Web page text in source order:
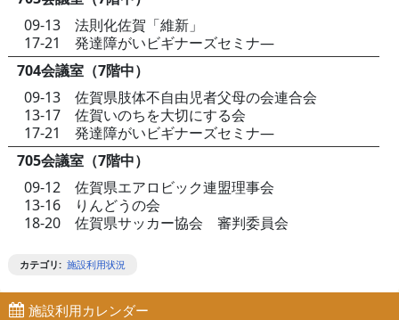
09-13 法則化佐賀「維新」
17-21 発達障がいビギナーズセミナ―
704会議室（7階中）
09-13 佐賀県肢体不自由児者父母の会連合会
13-17 佐賀いのちを大切にする会
17-21 発達障がいビギナーズセミナ―
705会議室（7階中）
09-12 佐賀県エアロビック連盟理事会
13-16 りんどうの会
18-20 佐賀県サッカー協会 審判委員会
カテゴリ: 施設利用状況
施設利用カレンダー